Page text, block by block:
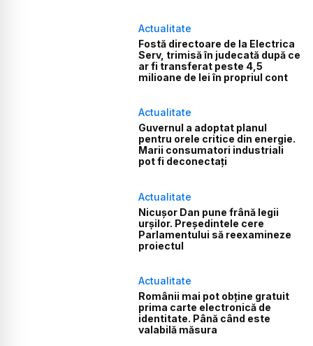
Actualitate
Fostă directoare de la Electrica
Serv, trimisă în judecată după ce
ar fi transferat peste 4,5
milioane de lei în propriul cont
Actualitate
Guvernul a adoptat planul
pentru orele critice din energie.
Marii consumatori industriali
pot fi deconectați
Actualitate
Nicușor Dan pune frână legii
urșilor. Președintele cere
Parlamentului să reexamineze
proiectul
Actualitate
Românii mai pot obține gratuit
prima carte electronică de
identitate. Până când este
valabilă măsura